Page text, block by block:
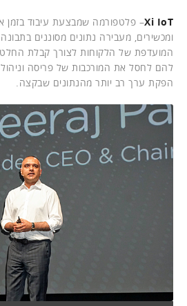
Xi IoT– פלטפורמה שמבצעת עיבוד בזמן
ומכשירים, מעבירה נתונים מסוננים
המועדפת של הלקוחות לצורך קבלת
להם לחסל את המורכבות של פריסה
הפקת ערך רב יותר מהנתונים שבקצה.